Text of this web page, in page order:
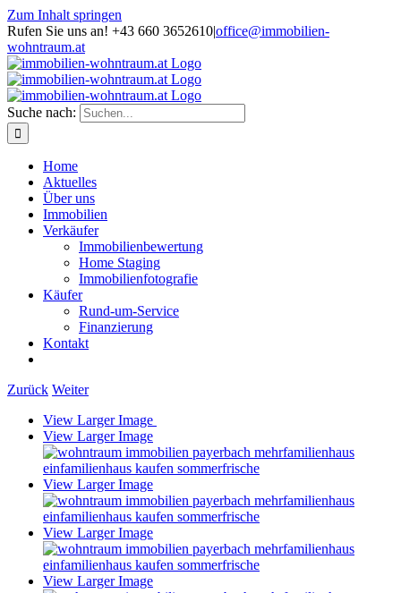
Zum Inhalt springen
Rufen Sie uns an! +43 660 3652610|office@immobilien-
wohntraum.at
Suche nach:
Home
Aktuelles
Über uns
Immobilien
Verkäufer
Immobilienbewertung
Home Staging
Immobilienfotografie
Käufer
Rund-um-Service
Finanzierung
Kontakt
Zurück Weiter
View Larger Image
View Larger Image
View Larger Image
View Larger Image
View Larger Image